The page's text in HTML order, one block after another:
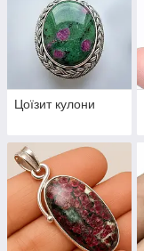
Цоїзит кулони